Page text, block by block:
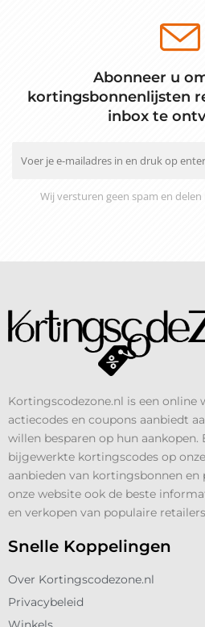
Abonneer u
kortingsbonnenlijsten
inbox te
Wij versturen geen spam en
Kortingscodezone.nl is een online
actiecodes en coupons aanbiedt
willen besparen op hun
bijgewerkte kortingscodes op
aanbieden van kortingsbonnen
onze website ook de beste
en verkopen van populaire
Snelle Koppelingen
Over Kortingscodezone.nl
Privacybeleid